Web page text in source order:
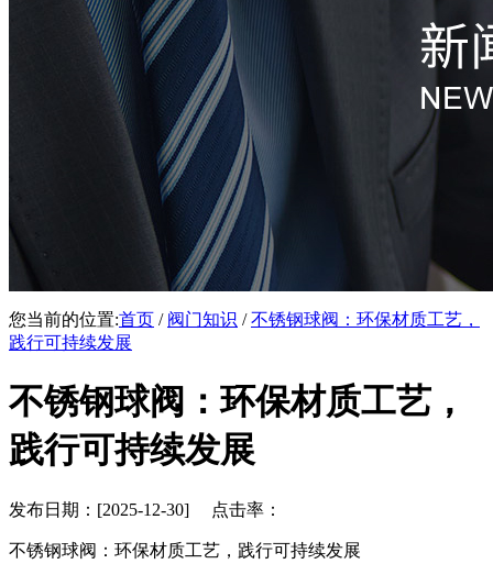
您当前的位置:首页 / 阀门知识 /不锈钢球阀：环保材质工艺，
践行可持续发展
不锈钢球阀：环保材质工艺，
践行可持续发展
发布日期：[2025-12-30] 点击率：
不锈钢球阀：环保材质工艺，践行可持续发展